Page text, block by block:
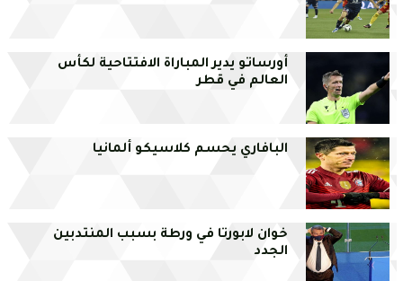
أورساتو يدير المباراة الافتتاحية لكأس
العالم في قطر
البافاري يحسم كلاسيكو ألمانيا
خوان لابورتا في ورطة بسبب المنتدبين
الجدد